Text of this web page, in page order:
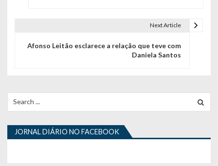
ã
o
d
Next Article
Afonso Leitão esclarece a relação que teve com
Daniela Santos
for:
JORNAL DIÁRIO NO FACEBOOK